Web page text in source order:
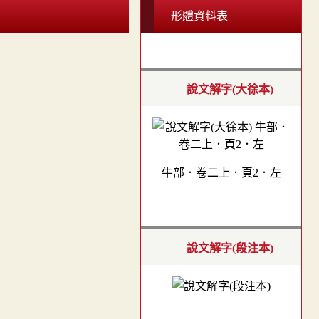
形體資料表
說文解字(大徐本)
牛部．卷二上．頁2．左
說文解字(段注本)